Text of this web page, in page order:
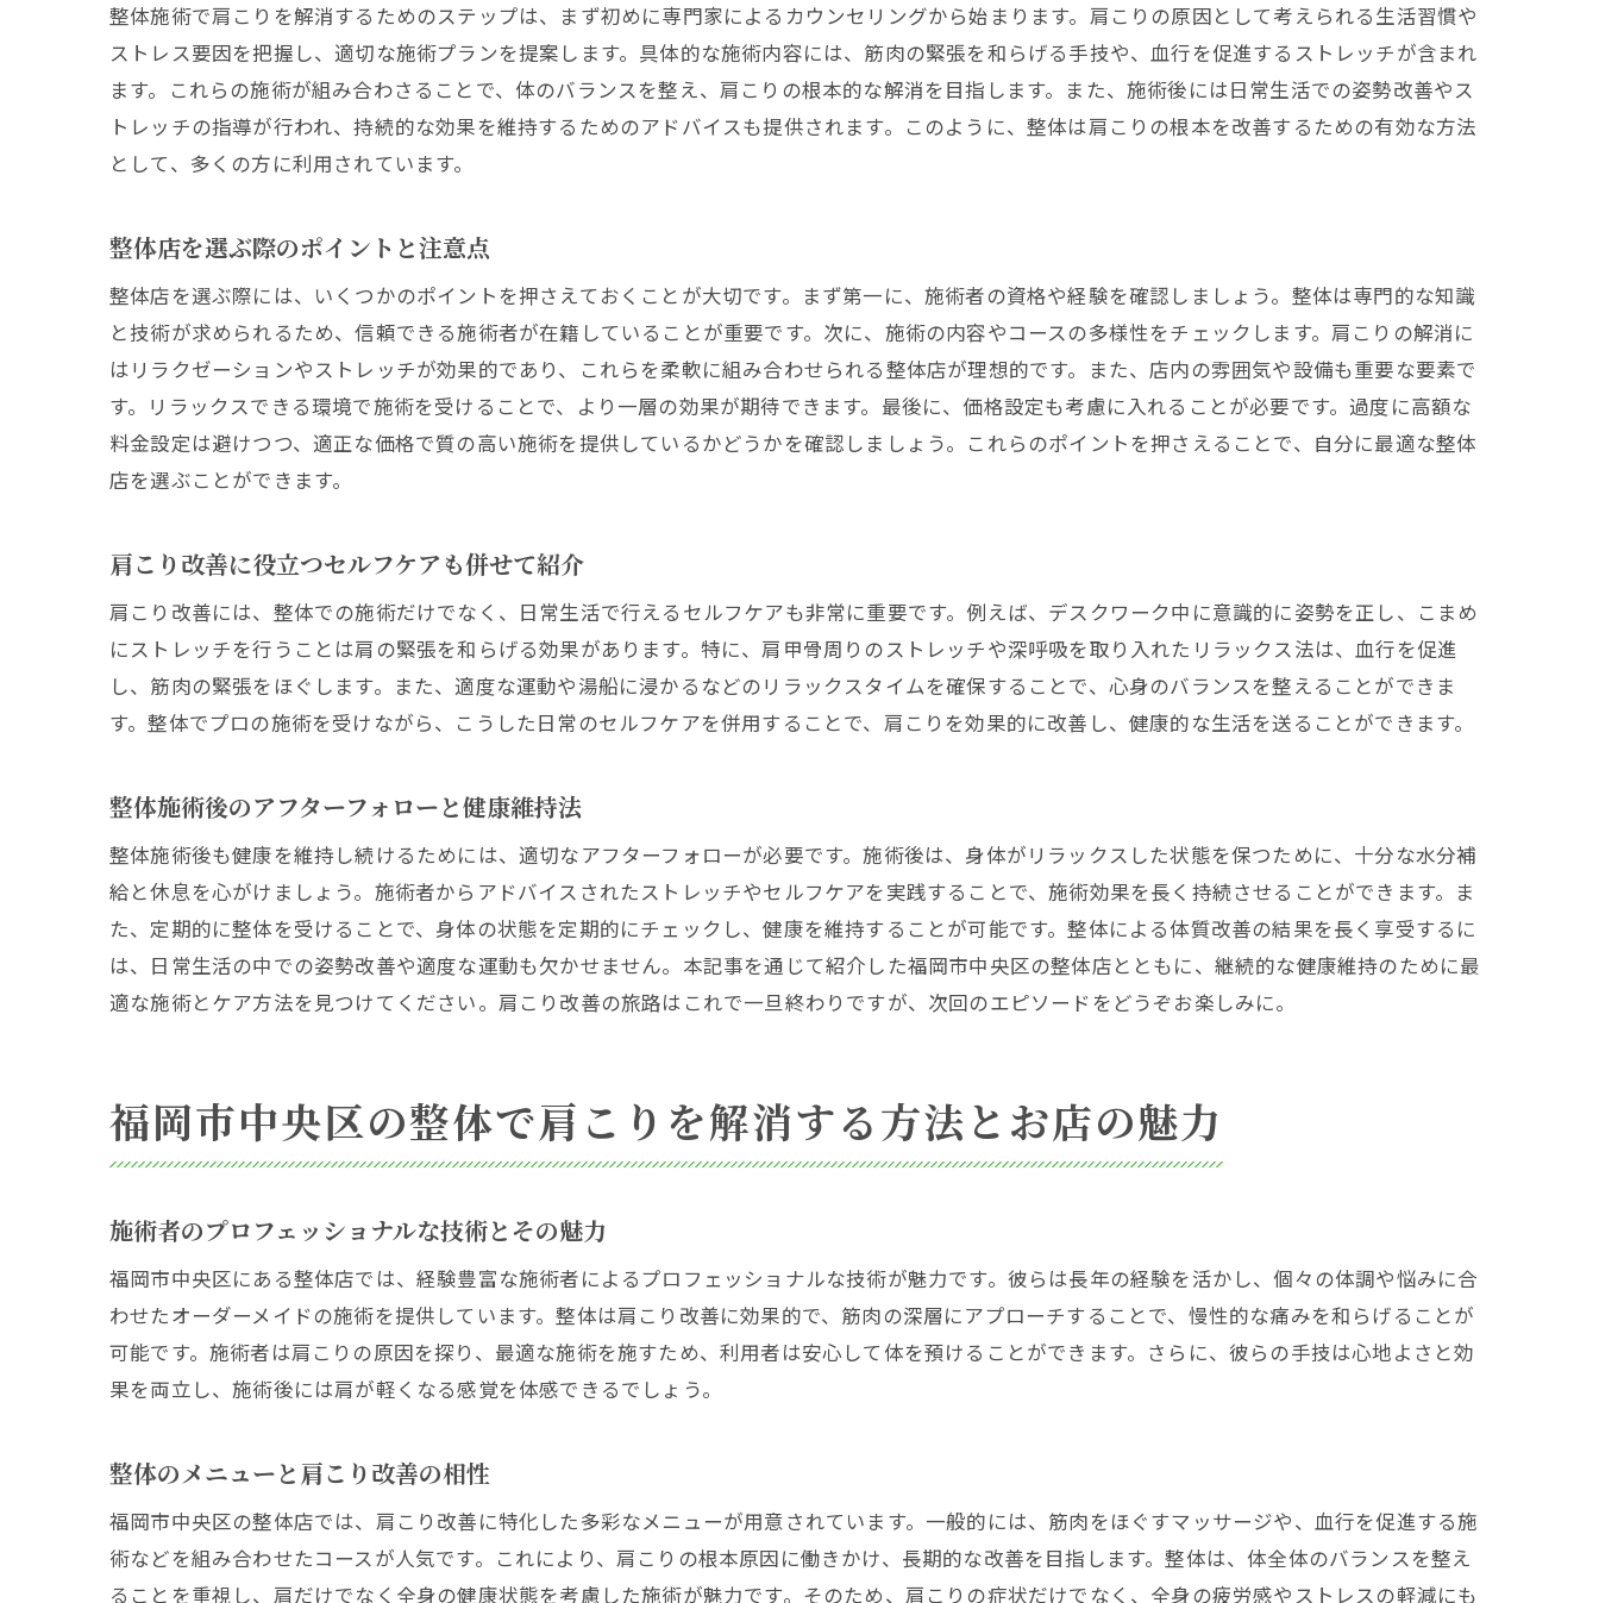
改善された肩こりエピソード集
通ってみて分かる整体の効果と信頼性
初めての整体体験者が語る感想とアドバイス
整体店スタッフの専門性と信頼性
肩こり改善に向けた各店の取り組み
訪問客数から見る整体店の人気度
予約時に知っておくべき各店の情報
整体が肩こりにアプローチする独自の方法
施術で根本改善を目指す理由とは
肩こり改善のための整体アプローチ
整体による肩こりの原因分析と対策
根本改善を目指す施術の流れと効果
初めての整体、気をつけたいポイント
施術前の準備と心構えについて
肩こり改善のために整体で知っておくべきこと
適切な施術頻度と施術後のケア方法
肩こり専門施術の具体的な流れとその効果
体験者が語る施術中の様子と感想
専門施術で得られた肩こりへの効果とは
体験後に感じた持続的な肩こり改善
肩こり専門施術を受ける際のポイント
整体施術で肩こりを解消するためのステップは、まず初めに専門家によるカウンセリングから始まります。肩こりの原因として考えられる生活習慣や
ストレス要因を把握し、適切な施術プランを提案します。具体的な施術内容には、筋肉の緊張を和らげる手技や、血行を促進するストレッチが含まれ
ます。これらの施術が組み合わさることで、体のバランスを整え、肩こりの根本的な解消を目指します。また、施術後には日常生活での姿勢改善やス
トレッチの指導が行われ、持続的な効果を維持するためのアドバイスも提供されます。このように、整体は肩こりの根本を改善するための有効な方法
として、多くの方に利用されています。
整体店を選ぶ際のポイントと注意点
整体店を選ぶ際には、いくつかのポイントを押さえておくことが大切です。まず第一に、施術者の資格や経験を確認しましょう。整体は専門的な知識
と技術が求められるため、信頼できる施術者が在籍していることが重要です。次に、施術の内容やコースの多様性をチェックします。肩こりの解消に
はリラクゼーションやストレッチが効果的であり、これらを柔軟に組み合わせられる整体店が理想的です。また、店内の雰囲気や設備も重要な要素で
す。リラックスできる環境で施術を受けることで、より一層の効果が期待できます。最後に、価格設定も考慮に入れることが必要です。過度に高額な
料金設定は避けつつ、適正な価格で質の高い施術を提供しているかどうかを確認しましょう。これらのポイントを押さえることで、自分に最適な整体
店を選ぶことができます。
肩こり改善に役立つセルフケアも併せて紹介
肩こり改善には、整体での施術だけでなく、日常生活で行えるセルフケアも非常に重要です。例えば、デスクワーク中に意識的に姿勢を正し、こまめ
にストレッチを行うことは肩の緊張を和らげる効果があります。特に、肩甲骨周りのストレッチや深呼吸を取り入れたリラックス法は、血行を促進
し、筋肉の緊張をほぐします。また、適度な運動や湯船に浸かるなどのリラックスタイムを確保することで、心身のバランスを整えることができま
す。整体でプロの施術を受けながら、こうした日常のセルフケアを併用することで、肩こりを効果的に改善し、健康的な生活を送ることができます。
整体施術後のアフターフォローと健康維持法
整体施術後も健康を維持し続けるためには、適切なアフターフォローが必要です。施術後は、身体がリラックスした状態を保つために、十分な水分補
給と休息を心がけましょう。施術者からアドバイスされたストレッチやセルフケアを実践することで、施術効果を長く持続させることができます。ま
た、定期的に整体を受けることで、身体の状態を定期的にチェックし、健康を維持することが可能です。整体による体質改善の結果を長く享受するに
は、日常生活の中での姿勢改善や適度な運動も欠かせません。本記事を通じて紹介した福岡市中央区の整体店とともに、継続的な健康維持のために最
適な施術とケア方法を見つけてください。肩こり改善の旅路はこれで一旦終わりですが、次回のエピソードをどうぞお楽しみに。
福岡市中央区の整体で肩こりを解消する方法とお店の魅力
施術者のプロフェッショナルな技術とその魅力
福岡市中央区にある整体店では、経験豊富な施術者によるプロフェッショナルな技術が魅力です。彼らは長年の経験を活かし、個々の体調や悩みに合
わせたオーダーメイドの施術を提供しています。整体は肩こり改善に効果的で、筋肉の深層にアプローチすることで、慢性的な痛みを和らげることが
可能です。施術者は肩こりの原因を探り、最適な施術を施すため、利用者は安心して体を預けることができます。さらに、彼らの手技は心地よさと効
果を両立し、施術後には肩が軽くなる感覚を体感できるでしょう。
整体のメニューと肩こり改善の相性
福岡市中央区の整体店では、肩こり改善に特化した多彩なメニューが用意されています。一般的には、筋肉をほぐすマッサージや、血行を促進する施
術などを組み合わせたコースが人気です。これにより、肩こりの根本原因に働きかけ、長期的な改善を目指します。整体は、体全体のバランスを整え
ることを重視し、肩だけでなく全身の健康状態を考慮した施術が魅力です。そのため、肩こりの症状だけでなく、全身の疲労感やストレスの軽減にも